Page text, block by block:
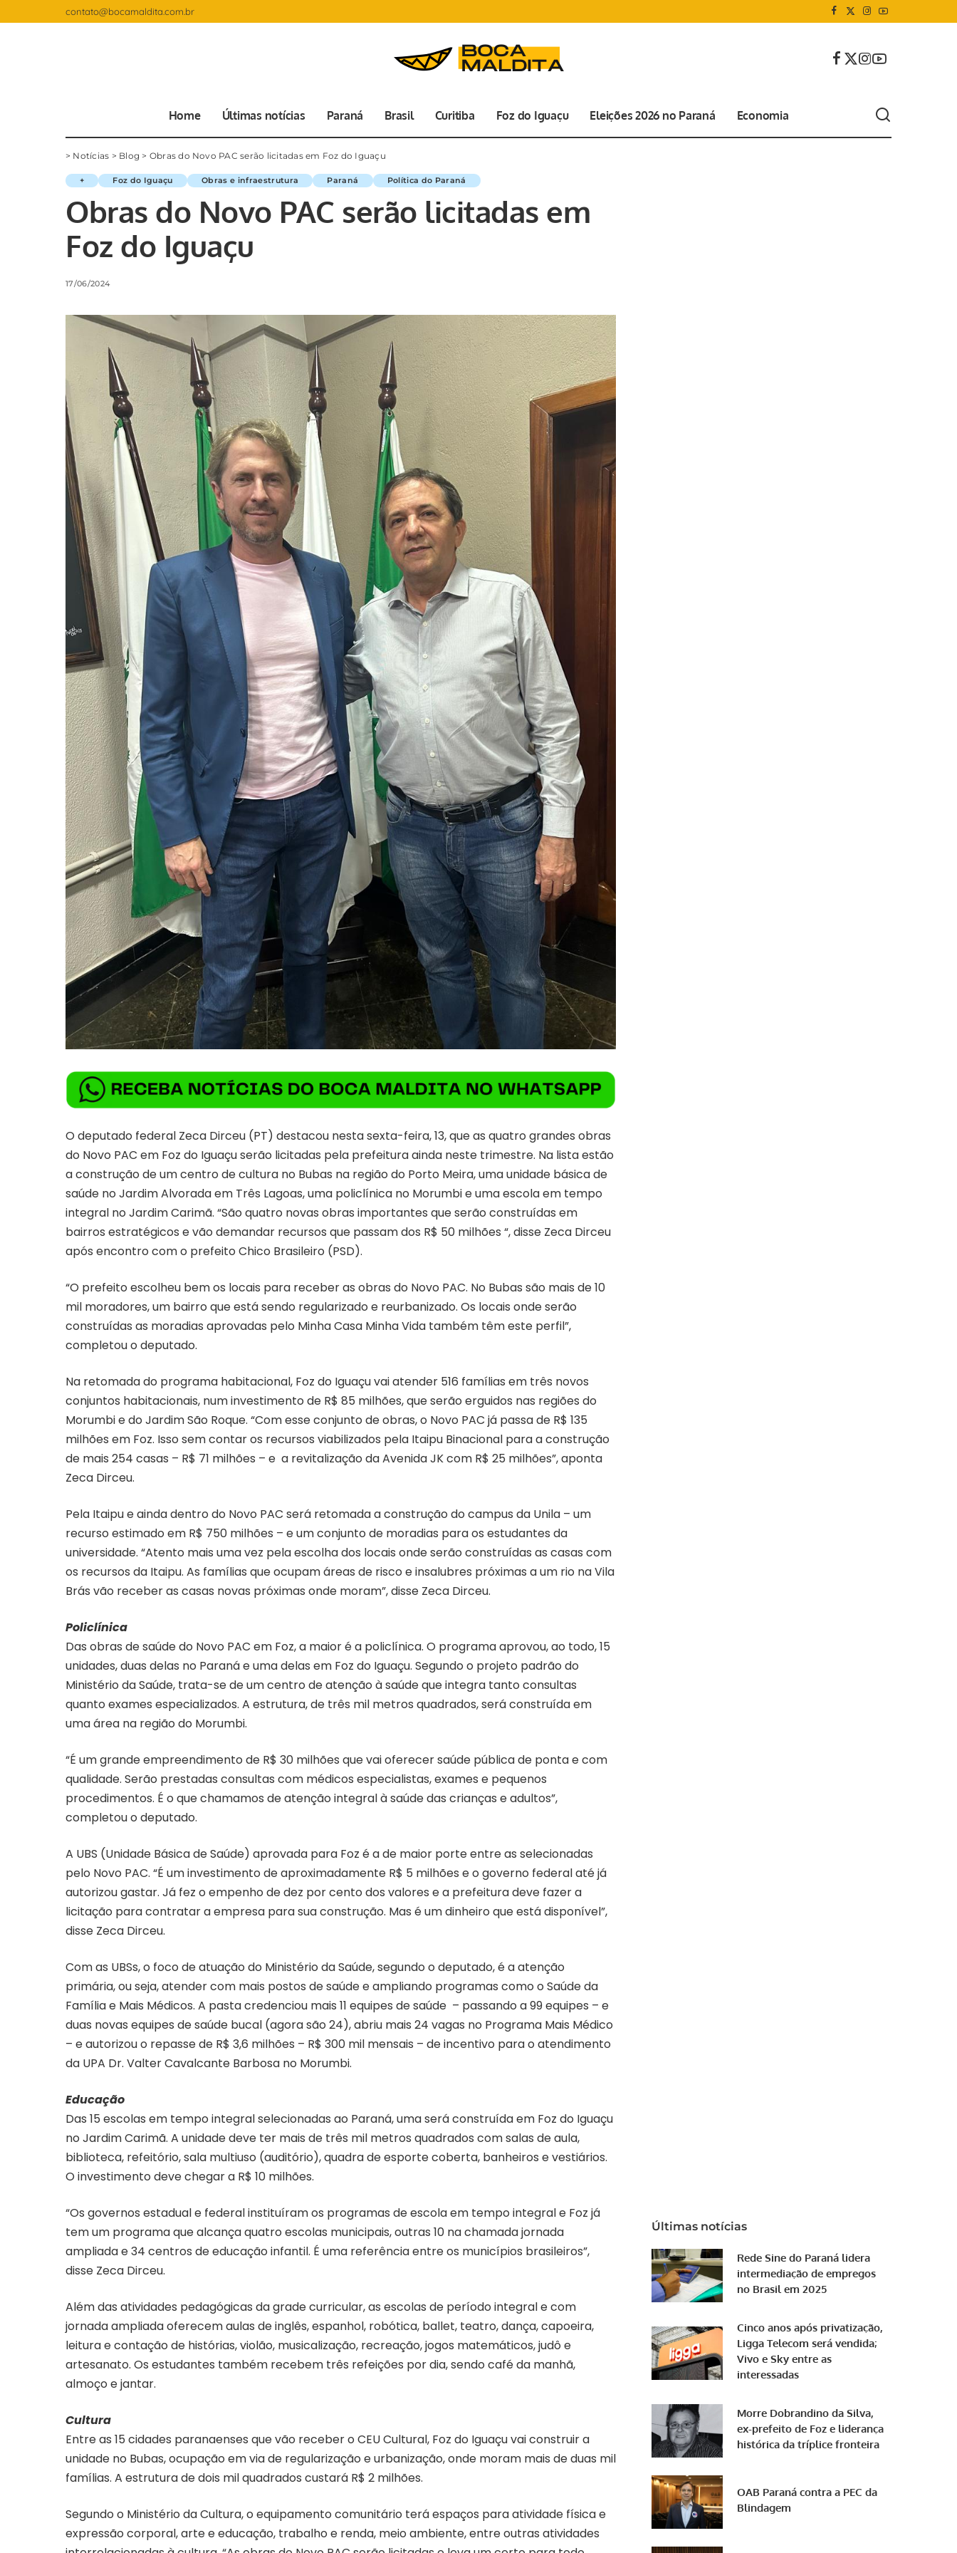
contato@bocamaldita.com.br
Home Últimas notícias Paraná Brasil Curitiba Foz do Iguaçu Eleições 2026 no Paraná Economia
> Notícias > Blog > Obras do Novo PAC serão licitadas em Foz do Iguaçu
+ Foz do Iguaçu Obras e infraestrutura Paraná Política do Paraná
Obras do Novo PAC serão licitadas em
Foz do Iguaçu
17/06/2024
O deputado federal Zeca Dirceu (PT) destacou nesta sexta-feira, 13, que as quatro grandes obras
do Novo PAC em Foz do Iguaçu serão licitadas pela prefeitura ainda neste trimestre. Na lista estão
a construção de um centro de cultura no Bubas na região do Porto Meira, uma unidade básica de
saúde no Jardim Alvorada em Três Lagoas, uma policlínica no Morumbi e uma escola em tempo
integral no Jardim Carimã. “São quatro novas obras importantes que serão construídas em
bairros estratégicos e vão demandar recursos que passam dos R$ 50 milhões “, disse Zeca Dirceu
após encontro com o prefeito Chico Brasileiro (PSD).
“O prefeito escolheu bem os locais para receber as obras do Novo PAC. No Bubas são mais de 10
mil moradores, um bairro que está sendo regularizado e reurbanizado. Os locais onde serão
construídas as moradias aprovadas pelo Minha Casa Minha Vida também têm este perfil”,
completou o deputado.
Na retomada do programa habitacional, Foz do Iguaçu vai atender 516 famílias em três novos
conjuntos habitacionais, num investimento de R$ 85 milhões, que serão erguidos nas regiões do
Morumbi e do Jardim São Roque. “Com esse conjunto de obras, o Novo PAC já passa de R$ 135
milhões em Foz. Isso sem contar os recursos viabilizados pela Itaipu Binacional para a construção
de mais 254 casas – R$ 71 milhões – e a revitalização da Avenida JK com R$ 25 milhões”, aponta
Zeca Dirceu.
Pela Itaipu e ainda dentro do Novo PAC será retomada a construção do campus da Unila – um
recurso estimado em R$ 750 milhões – e um conjunto de moradias para os estudantes da
universidade. “Atento mais uma vez pela escolha dos locais onde serão construídas as casas com
os recursos da Itaipu. As famílias que ocupam áreas de risco e insalubres próximas a um rio na Vila
Brás vão receber as casas novas próximas onde moram”, disse Zeca Dirceu.
Policlínica
Das obras de saúde do Novo PAC em Foz, a maior é a policlínica. O programa aprovou, ao todo, 15
unidades, duas delas no Paraná e uma delas em Foz do Iguaçu. Segundo o projeto padrão do
Ministério da Saúde, trata-se de um centro de atenção à saúde que integra tanto consultas
quanto exames especializados. A estrutura, de três mil metros quadrados, será construída em
uma área na região do Morumbi.
“É um grande empreendimento de R$ 30 milhões que vai oferecer saúde pública de ponta e com
qualidade. Serão prestadas consultas com médicos especialistas, exames e pequenos
procedimentos. É o que chamamos de atenção integral à saúde das crianças e adultos”,
completou o deputado.
A UBS (Unidade Básica de Saúde) aprovada para Foz é a de maior porte entre as selecionadas
pelo Novo PAC. “É um investimento de aproximadamente R$ 5 milhões e o governo federal até já
autorizou gastar. Já fez o empenho de dez por cento dos valores e a prefeitura deve fazer a
licitação para contratar a empresa para sua construção. Mas é um dinheiro que está disponível”,
disse Zeca Dirceu.
Com as UBSs, o foco de atuação do Ministério da Saúde, segundo o deputado, é a atenção
primária, ou seja, atender com mais postos de saúde e ampliando programas como o Saúde da
Família e Mais Médicos. A pasta credenciou mais 11 equipes de saúde – passando a 99 equipes – e
duas novas equipes de saúde bucal (agora são 24), abriu mais 24 vagas no Programa Mais Médico
– e autorizou o repasse de R$ 3,6 milhões – R$ 300 mil mensais – de incentivo para o atendimento
da UPA Dr. Valter Cavalcante Barbosa no Morumbi.
Educação
Das 15 escolas em tempo integral selecionadas ao Paraná, uma será construída em Foz do Iguaçu
no Jardim Carimã. A unidade deve ter mais de três mil metros quadrados com salas de aula,
biblioteca, refeitório, sala multiuso (auditório), quadra de esporte coberta, banheiros e vestiários.
O investimento deve chegar a R$ 10 milhões.
“Os governos estadual e federal instituíram os programas de escola em tempo integral e Foz já
tem um programa que alcança quatro escolas municipais, outras 10 na chamada jornada
ampliada e 34 centros de educação infantil. É uma referência entre os municípios brasileiros”,
disse Zeca Dirceu.
Além das atividades pedagógicas da grade curricular, as escolas de período integral e com
jornada ampliada oferecem aulas de inglês, espanhol, robótica, ballet, teatro, dança, capoeira,
leitura e contação de histórias, violão, musicalização, recreação, jogos matemáticos, judô e
artesanato. Os estudantes também recebem três refeições por dia, sendo café da manhã,
almoço e jantar.
Cultura
Entre as 15 cidades paranaenses que vão receber o CEU Cultural, Foz do Iguaçu vai construir a
unidade no Bubas, ocupação em via de regularização e urbanização, onde moram mais de duas mil
famílias. A estrutura de dois mil quadrados custará R$ 2 milhões.
Segundo o Ministério da Cultura, o equipamento comunitário terá espaços para atividade física e
expressão corporal, arte e educação, trabalho e renda, meio ambiente, entre outras atividades
Últimas notícias
Rede Sine do Paraná lidera
intermediação de empregos
no Brasil em 2025
Cinco anos após privatização,
Ligga Telecom será vendida;
Vivo e Sky entre as
interessadas
Morre Dobrandino da Silva,
ex-prefeito de Foz e liderança
histórica da tríplice fronteira
OAB Paraná contra a PEC da
Blindagem